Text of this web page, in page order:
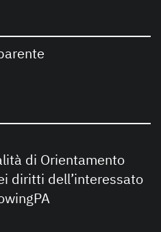
di Orientamento
diritti dell’interessato